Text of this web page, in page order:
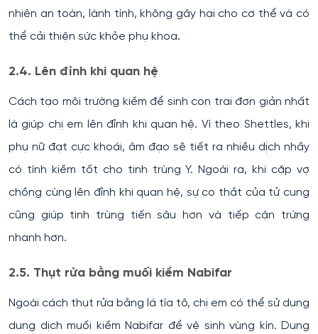
nhiên an toàn, lành tính, không gây hại cho cơ thể và có
thể cải thiện sức khỏe phụ khoa.
2.4. Lên đỉnh khi quan hệ
Cách tạo môi trường kiềm để sinh con trai đơn giản nhất
là giúp chị em lên đỉnh khi quan hệ. Vì theo Shettles, khi
phụ nữ đạt cực khoái, âm đạo sẽ tiết ra nhiều dịch nhầy
có tính kiềm tốt cho tinh trùng Y. Ngoài ra, khi cặp vợ
chồng cùng lên đỉnh khi quan hệ, sự co thắt của tử cung
cũng giúp tinh trùng tiến sâu hơn và tiếp cận trứng
nhanh hơn.
2.5. Thụt rửa bằng muối kiềm Nabifar
Ngoài cách thụt rửa bằng lá tía tô, chị em có thể sử dụng
dung dịch muối kiềm Nabifar để vệ sinh vùng kín. Dung